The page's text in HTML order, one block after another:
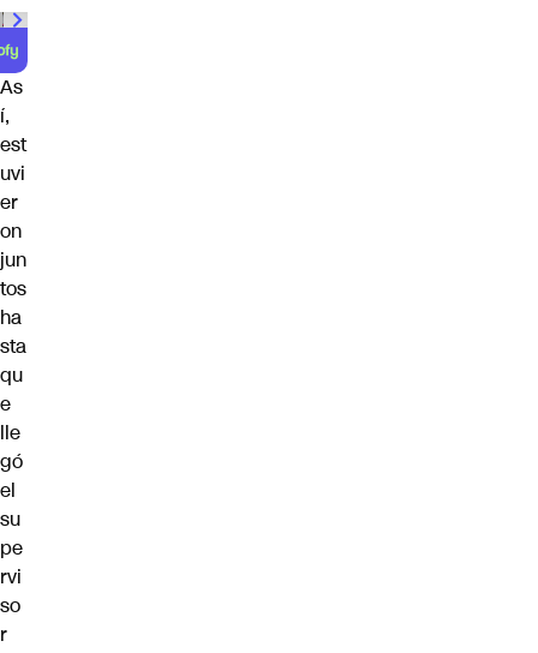
As
í,
est
uvi
er
on
jun
tos
ha
sta
qu
e
lle
gó
el
su
pe
rvi
so
r